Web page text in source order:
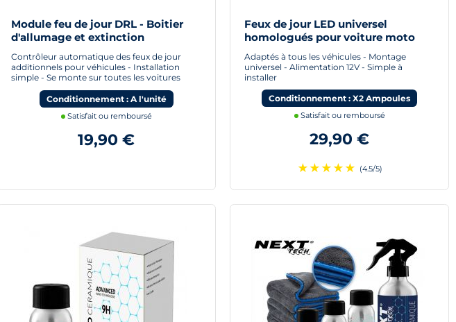
Module feu de jour DRL - Boitier
d'allumage et extinction
automatique pour feux de jour Led
Contrôleur automatique des feux de jour
additionnels pour véhicules - Installation
simple - Se monte sur toutes les voitures
Conditionnement : A l'unité
Satisfait ou remboursé
19,90 €
Feux de jour LED universel
homologués pour voiture moto
quad
Adaptés à tous les véhicules - Montage
universel - Alimentation 12V - Simple à
installer
Conditionnement : X2 Ampoules
Satisfait ou remboursé
29,90 €
★ ★ ★ ★ ★ (4.5/5)